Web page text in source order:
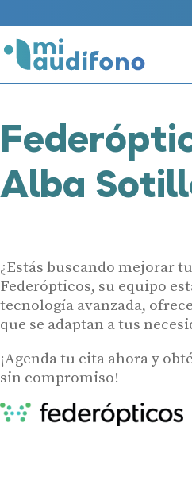
Alba
¿Estás buscando mejorar
Federópticos, su equipo
tecnología avanzada,
que se adaptan a tus
¡Agenda tu cita ahora y
sin compromiso!